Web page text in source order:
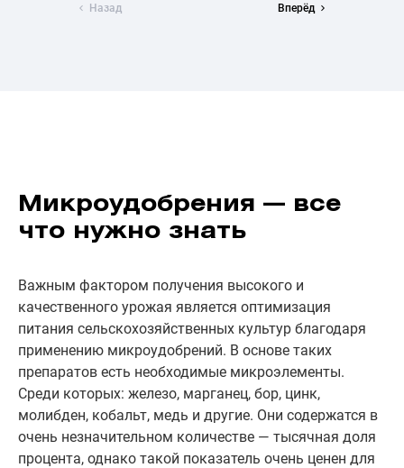
Назад Вперёд
Микроудобрения — все
что нужно знать
Важным фактором получения высокого и
качественного урожая является оптимизация
питания сельскохозяйственных культур благодаря
применению микроудобрений. В основе таких
препаратов есть необходимые микроэлементы.
Среди которых: железо, марганец, бор, цинк,
молибден, кобальт, медь и другие. Они содержатся в
очень незначительном количестве — тысячная доля
процента, однако такой показатель очень ценен для